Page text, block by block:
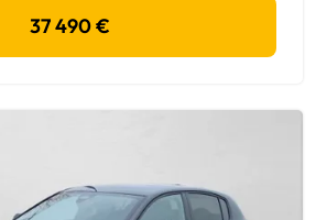
37 490 €